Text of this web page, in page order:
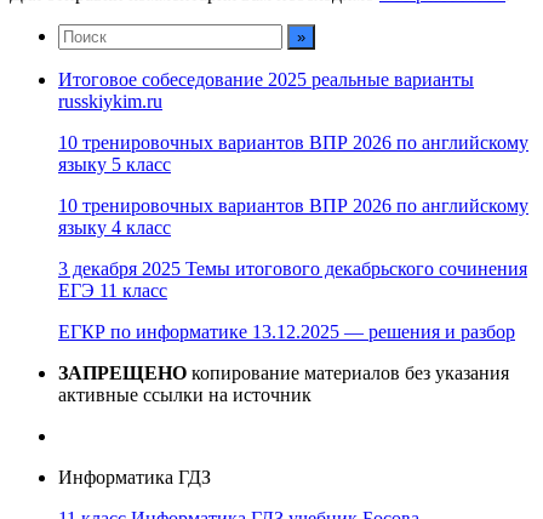
Итоговое собеседование 2025 реальные варианты
russkiykim.ru
10 тренировочных вариантов ВПР 2026 по английскому
языку 5 класс
10 тренировочных вариантов ВПР 2026 по английскому
языку 4 класс
3 декабря 2025 Темы итогового декабрьского сочинения
ЕГЭ 11 класс
ЕГКР по информатике 13.12.2025 — решения и разбор
ЗАПРЕЩЕНО копирование материалов без указания
активные ссылки на источник
Информатика ГДЗ